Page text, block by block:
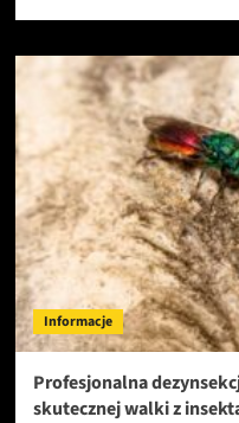
o
Jak
wybrać
idealny
chodnik
do
przedpokoju?
Informacje
Profesjonalna
skutecznej walki z